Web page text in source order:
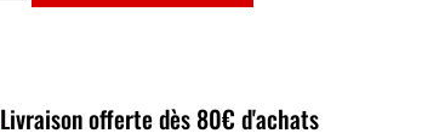
Livraison offerte dès 80€ d'achats